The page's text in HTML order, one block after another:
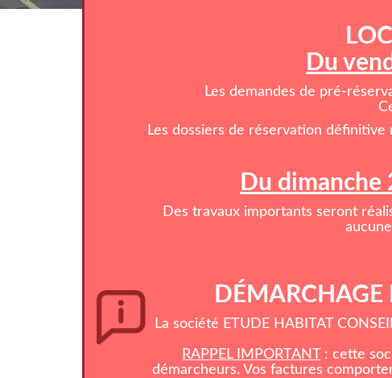
Du
Les demandes de pré-
Les dossiers de réservation
Du
Des travaux importants seront
La société ETUDE HABITAT
RAPPEL IMPORTANT : cette
démarcheurs. Vos factures